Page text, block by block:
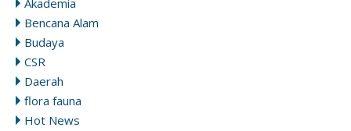
Akademia
Bencana Alam
Budaya
CSR
Daerah
flora fauna
Hot News